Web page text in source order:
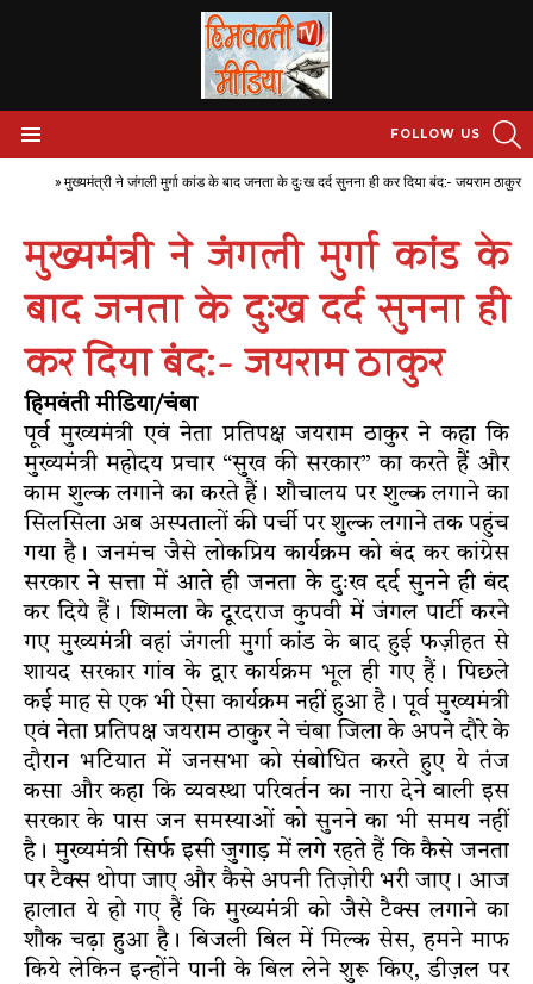
FOLLOW US
» मुख्यमंत्री ने जंगली मुर्गा कांड के बाद जनता के दुःख दर्द सुनना ही कर दिया बंद:- जयराम ठाकुर
मुख्यमंत्री ने जंगली मुर्गा कांड के
बाद जनता के दुःख दर्द सुनना ही
कर दिया बंद:- जयराम ठाकुर
हिमवंती मीडिया/चंबा
पूर्व मुख्यमंत्री एवं नेता प्रतिपक्ष जयराम ठाकुर ने कहा कि
मुख्यमंत्री महोदय प्रचार “सुख की सरकार” का करते हैं और
काम शुल्क लगाने का करते हैं। शौचालय पर शुल्क लगाने का
सिलसिला अब अस्पतालों की पर्ची पर शुल्क लगाने तक पहुंच
गया है। जनमंच जैसे लोकप्रिय कार्यक्रम को बंद कर कांग्रेस
सरकार ने सत्ता में आते ही जनता के दुःख दर्द सुनने ही बंद
कर दिये हैं। शिमला के दूरदराज कुपवी में जंगल पार्टी करने
गए मुख्यमंत्री वहां जंगली मुर्गा कांड के बाद हुई फज़ीहत से
शायद सरकार गांव के द्वार कार्यक्रम भूल ही गए हैं। पिछले
कई माह से एक भी ऐसा कार्यक्रम नहीं हुआ है। पूर्व मुख्यमंत्री
एवं नेता प्रतिपक्ष जयराम ठाकुर ने चंबा जिला के अपने दौरे के
दौरान भटियात में जनसभा को संबोधित करते हुए ये तंज
कसा और कहा कि व्यवस्था परिवर्तन का नारा देने वाली इस
सरकार के पास जन समस्याओं को सुनने का भी समय नहीं
है। मुख्यमंत्री सिर्फ इसी जुगाड़ में लगे रहते हैं कि कैसे जनता
पर टैक्स थोपा जाए और कैसे अपनी तिज़ोरी भरी जाए। आज
हालात ये हो गए हैं कि मुख्यमंत्री को जैसे टैक्स लगाने का
शौक चढ़ा हुआ है। बिजली बिल में मिल्क सेस, हमने माफ
किये लेकिन इन्होंने पानी के बिल लेने शुरू किए, डीज़ल पर